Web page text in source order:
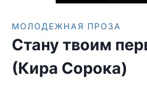
МОЛОДЕЖНАЯ ПРОЗА
Стану твоим
(Кира Сорока)